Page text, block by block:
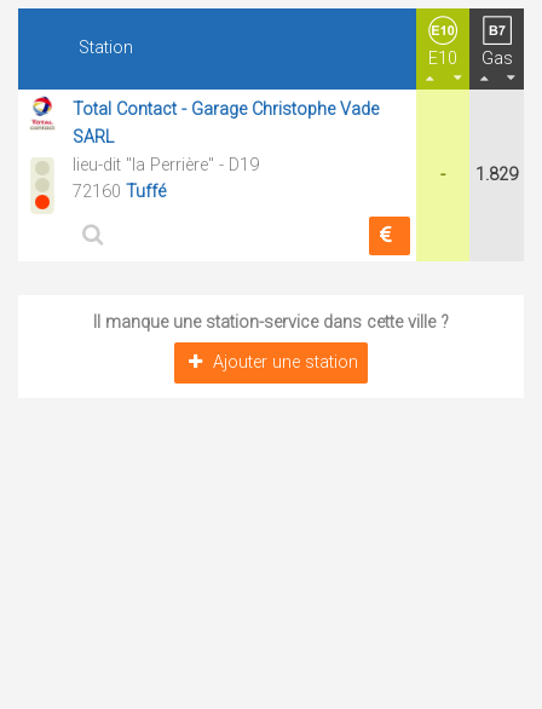
Station
E10 Gas
Total Contact - Garage Christophe Vade
SARL
lieu-dit "la Perrière" - D19
72160 Tuffé
- 1.829
Il manque une station-service dans cette ville ?
Ajouter une station